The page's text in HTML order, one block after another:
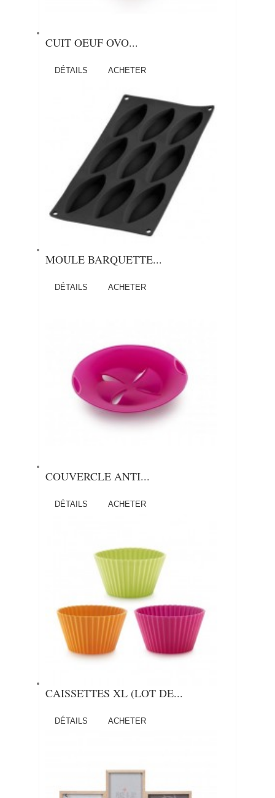
CUIT OEUF OVO...
DÉTAILS ACHETER
MOULE BARQUETTE...
DÉTAILS ACHETER
COUVERCLE ANTI...
DÉTAILS ACHETER
CAISSETTES XL (LOT DE...
DÉTAILS ACHETER